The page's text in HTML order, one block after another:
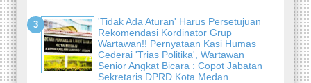
'Tidak Ada Aturan' Harus Persetujuan
Rekomendasi Kordinator Grup
Wartawan!! Pernyataan Kasi Humas
Cederai 'Trias Politika', Wartawan
Senior Angkat Bicara : Copot Jabatan
Sekretaris DPRD Kota Medan